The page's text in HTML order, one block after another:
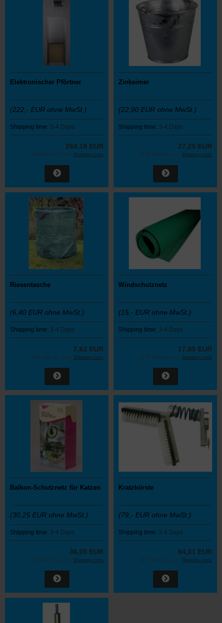
Elektronischer Pförtner
(222,- EUR ohne MwSt.)
Shipping time: 3-4 Days
264,18 EUR
19 % VAT incl. excl. Shipping costs
Zinkeimer
(22,90 EUR ohne MwSt.)
Shipping time: 3-4 Days
27,25 EUR
19 % VAT incl. excl. Shipping costs
Riesentasche
(6,40 EUR ohne MwSt.)
Shipping time: 3-4 Days
7,62 EUR
19 % VAT incl. excl. Shipping costs
Windschutznetz
(15,- EUR ohne MwSt.)
Shipping time: 3-4 Days
17,85 EUR
19 % VAT incl. excl. Shipping costs
Balkon-Schutznetz für Katzen
(30,25 EUR ohne MwSt.)
Shipping time: 3-4 Days
36,00 EUR
19 % VAT incl. excl. Shipping costs
Kratzbürste
(79,- EUR ohne MwSt.)
Shipping time: 3-4 Days
94,01 EUR
19 % VAT incl. excl. Shipping costs